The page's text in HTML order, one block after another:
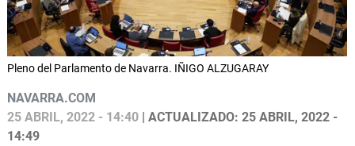
Pleno del Parlamento de Navarra. IÑIGO ALZUGARAY
NAVARRA.COM
25 ABRIL, 2022 - 14:40 | ACTUALIZADO: 25 ABRIL, 2022 -
14:49